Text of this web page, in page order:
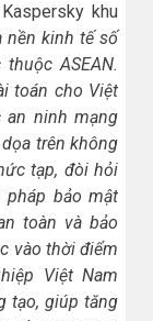
khu
nền kinh tế số
ASEAN.
toán cho Việt
an ninh mạng
trên không
tạp, đòi hỏi
pháp bảo mật
toàn và bảo
vào thời điểm
Việt Nam
tạo, giúp tăng